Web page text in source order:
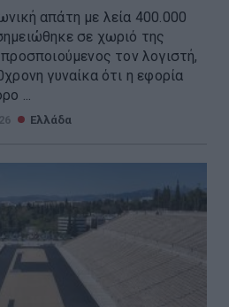
απάτη με λεία 400.000
σε χωριό της
τον λογιστή,
γυναίκα ότι η εφορία
...
Ελλάδα